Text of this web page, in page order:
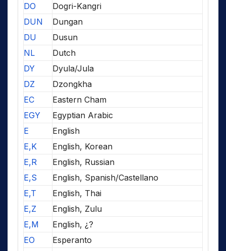
DO
Dogri-Kangri
DUN
Dungan
DU
Dusun
NL
Dutch
DY
Dyula/Jula
DZ
Dzongkha
EC
Eastern Cham
EGY
Egyptian Arabic
E
English
E,K
English, Korean
E,R
English, Russian
E,S
English, Spanish/Castellano
E,T
English, Thai
E,Z
English, Zulu
E,M
English, ¿?
EO
Esperanto